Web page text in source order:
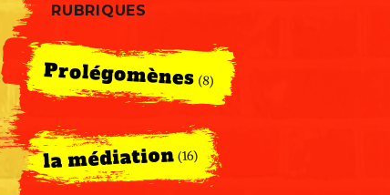
RUBRIQUES
Prolégomènes (8)
la médiation (16)